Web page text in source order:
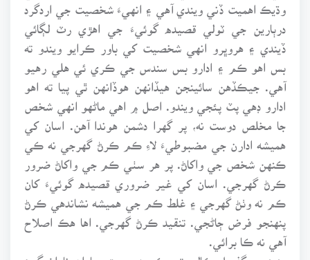
وڌيڪ اهميت ڏني ويندي آهي ۽ انهيءَ شخصيت جي اردگرد
درٻارين جي ٽولي قصيده گوئيءَ جي اهڙي رٽ لڳائي
ڏيندي ۽ هروڀرو انهي شخصيت کي باور ڪرايو ويندو ته
بس اهو ڪم ۽ ادارو بس سندس جي ڪري ئي هلي رهيو
آهي. جيڪڏهن سائينجن هيڏانهن هوڏانهن ٿي پيا ته اهو
ادارو ڊهي پٽ پئجي ويندو. اصل ۾ اهي ماڻهو انهي شخص
جا مخلص دوست نه، پر گهرا دشمن هوندا آهن. اسان کي
هميشه ادارن جي مضبوطيءَ لاءِ ڪم ڪرڻ گهرجي نه ڪي
ڪنهن شخص جي واکاڻ. پر هر سٺي ڪم جي واکاڻ ضرور
ڪرڻ گهرجي. اسان کي غير ضروري قصيده گوئيءَ کان
ڪم نه وٺڻ گهرجي ۽ غلط ڪم جي هميشه نشاندهي ڪرڻ
پنهنجو فرض ڄاڻجي. تنقيد ڪرڻ گهرجي. اها هڪ اصلاح
آهي نه ڪا برائي.
منهنجي گذريل ڪالم تي ڪجهه دوستن پاران ناراضگيءَ